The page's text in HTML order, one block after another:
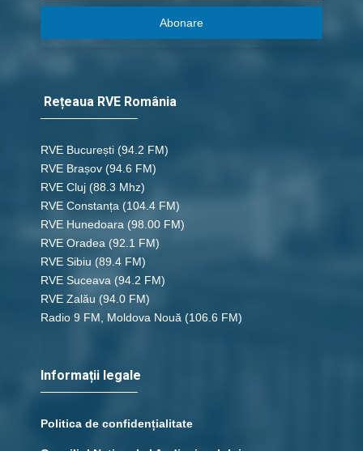
Abonare
Rețeaua RVE România
RVE București (94.2 FM)
RVE Brașov (94.6 FM)
RVE Cluj (88.3 Mhz)
RVE Constanța (104.4 FM)
RVE Hunedoara (98.00 FM)
RVE Oradea (92.1 FM)
RVE Sibiu (89.4 FM)
RVE Suceava (94.2 FM)
RVE Zalău (94.0 FM)
Radio 9 FM, Moldova Nouă (106.6 FM)
Informații legale
Politica de confidențialitate